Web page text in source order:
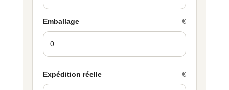
Emballage €
Expédition réelle €